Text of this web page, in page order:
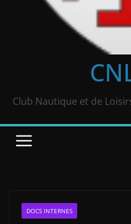
Club Nautique et de
DOCS INTERNES